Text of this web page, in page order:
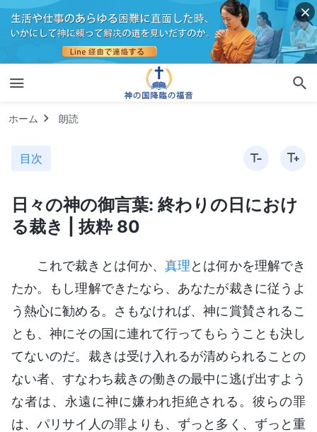
ホーム 朗読
目次
日々の神の御言葉: 終わりの日におけ
る裁き | 抜粋 80
これで裁きとは何か、 真理とは何かを理解でき
たか。もし理解できたなら、あなたが裁きに従うよ
う熱心に勧める。さもなければ、神に賞賛されるこ
とも、神にその国に連れて行ってもらうことも決し
てないのだ。裁きは受け入れるが清められることの
ない者、すなわち裁きの働きの最中に逃げ出すよう
な者は、永遠に神に嫌われ拒絶される。彼らの罪
は、パリサイ人の罪よりも、ずっと多く、ずっと重